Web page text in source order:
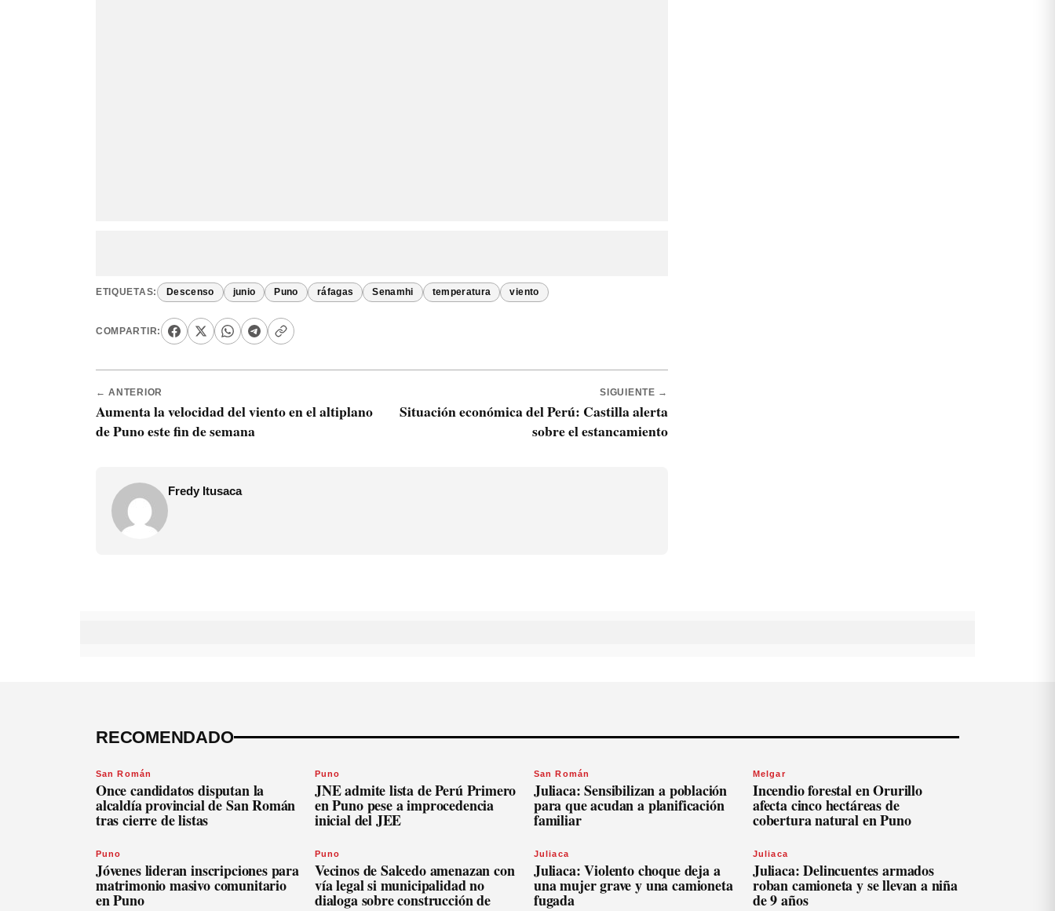
ETIQUETAS: Descenso junio Puno ráfagas Senamhi temperatura viento
COMPARTIR:
← ANTERIOR
Aumenta la velocidad del viento en el altiplano
de Puno este fin de semana
SIGUIENTE →
Situación económica del Perú: Castilla alerta
sobre el estancamiento
Fredy Itusaca
RECOMENDADO
San Román
Once candidatos disputan la
alcaldía provincial de San Román
tras cierre de listas
Puno
JNE admite lista de Perú Primero
en Puno pese a improcedencia
inicial del JEE
San Román
Juliaca: Sensibilizan a población
para que acudan a planificación
familiar
Melgar
Incendio forestal en Orurillo
afecta cinco hectáreas de
cobertura natural en Puno
Puno
Jóvenes lideran inscripciones para
matrimonio masivo comunitario
en Puno
Puno
Vecinos de Salcedo amenazan con
vía legal si municipalidad no
dialoga sobre construcción de
Juliaca
Juliaca: Violento choque deja a
una mujer grave y una camioneta
fugada
Juliaca
Juliaca: Delincuentes armados
roban camioneta y se llevan a niña
de 9 años